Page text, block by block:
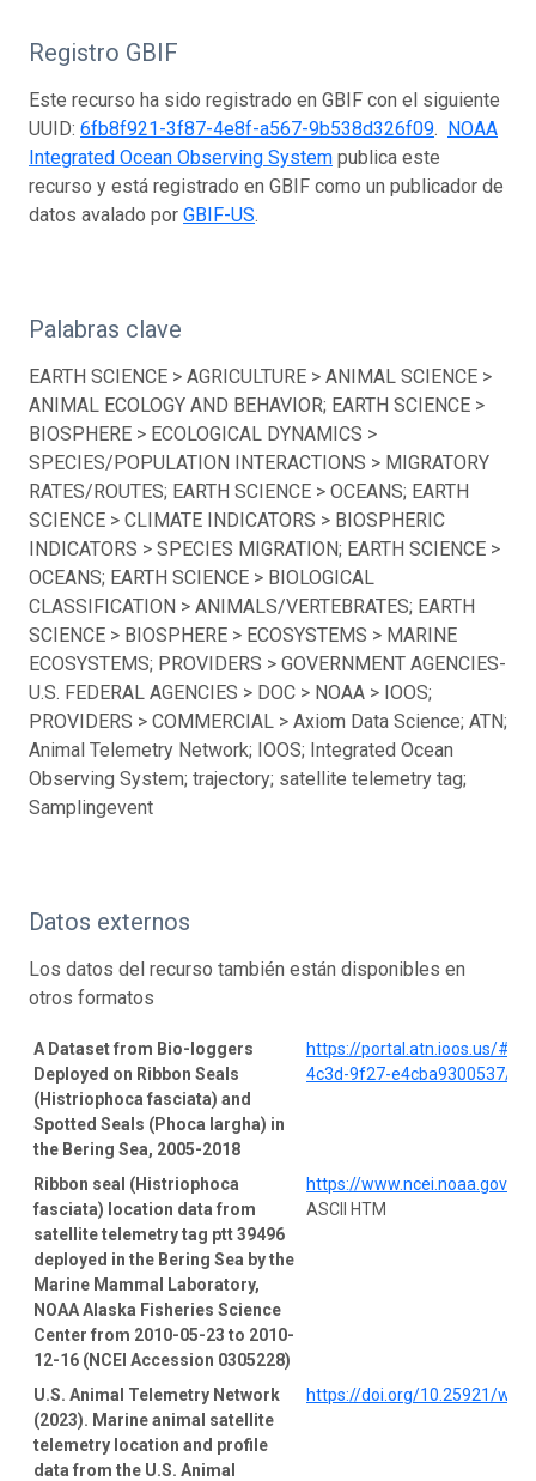
Registro GBIF
Este recurso ha sido registrado en GBIF con el siguiente
UUID: 6fb8f921-3f87-4e8f-a567-9b538d326f09. NOAA
Integrated Ocean Observing System publica este
recurso y está registrado en GBIF como un publicador de
datos avalado por GBIF-US.
Palabras clave
EARTH SCIENCE > AGRICULTURE > ANIMAL SCIENCE >
ANIMAL ECOLOGY AND BEHAVIOR; EARTH SCIENCE >
BIOSPHERE > ECOLOGICAL DYNAMICS >
SPECIES/POPULATION INTERACTIONS > MIGRATORY
RATES/ROUTES; EARTH SCIENCE > OCEANS; EARTH
SCIENCE > CLIMATE INDICATORS > BIOSPHERIC
INDICATORS > SPECIES MIGRATION; EARTH SCIENCE >
OCEANS; EARTH SCIENCE > BIOLOGICAL
CLASSIFICATION > ANIMALS/VERTEBRATES; EARTH
SCIENCE > BIOSPHERE > ECOSYSTEMS > MARINE
ECOSYSTEMS; PROVIDERS > GOVERNMENT AGENCIES-
U.S. FEDERAL AGENCIES > DOC > NOAA > IOOS;
PROVIDERS > COMMERCIAL > Axiom Data Science; ATN;
Animal Telemetry Network; IOOS; Integrated Ocean
Observing System; trajectory; satellite telemetry tag;
Samplingevent
Datos externos
Los datos del recurso también están disponibles en
otros formatos
A Dataset from Bio-loggers
Deployed on Ribbon Seals
(Histriophoca fasciata) and
Spotted Seals (Phoca largha) in
the Bering Sea, 2005-2018
https://portal.atn.ioos.us/
4c3d-9f27-e4cba9300537/
Ribbon seal (Histriophoca
fasciata) location data from
satellite telemetry tag ptt 39496
deployed in the Bering Sea by the
Marine Mammal Laboratory,
NOAA Alaska Fisheries Science
Center from 2010-05-23 to 2010-
12-16 (NCEI Accession 0305228)
https://www.ncei.noaa.gov/
ASCII HTM
U.S. Animal Telemetry Network
(2023). Marine animal satellite
telemetry location and profile
data from the U.S. Animal
https://doi.org/10.25921/